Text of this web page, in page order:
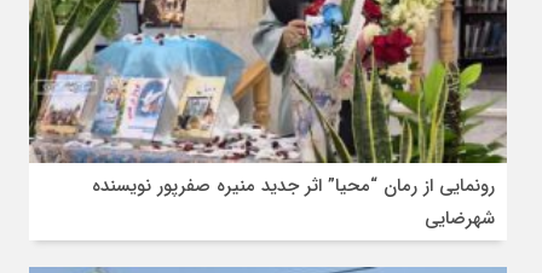
رونمایی از رمان “محیا” اثر جدید منیره صفرپور نویسنده
شهرضایی